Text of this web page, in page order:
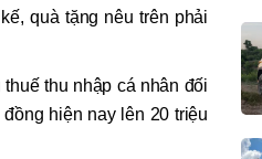
quà tặng nêu trên phải
thu nhập cá nhân đối
hiện nay lên 20 triệu